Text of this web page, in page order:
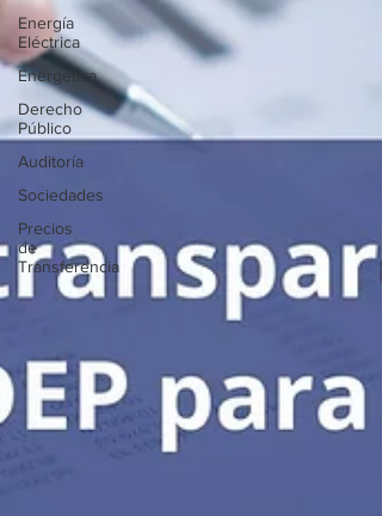
Energía
Eléctrica
Energética
Derecho
Público
Auditoría
Sociedades
Precios
de
Transferencia